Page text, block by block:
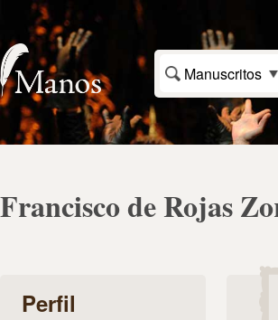
Manuscritos
Francisco de Rojas
Perfil